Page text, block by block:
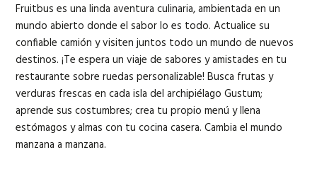
Fruitbus es una linda aventura culinaria, ambientada en un
mundo abierto donde el sabor lo es todo. Actualice su
confiable camión y visiten juntos todo un mundo de nuevos
destinos. ¡Te espera un viaje de sabores y amistades en tu
restaurante sobre ruedas personalizable! Busca frutas y
verduras frescas en cada isla del archipiélago Gustum;
aprende sus costumbres; crea tu propio menú y llena
estómagos y almas con tu cocina casera. Cambia el mundo
manzana a manzana.